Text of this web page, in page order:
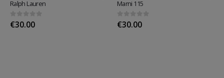
Ralph Lauren
0out of 5
€30.00
Marni 115
0out of 5
€30.00